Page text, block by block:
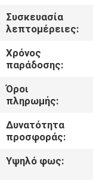
ΠΟΙΟΤΙΚΌΣ
ΈΛΕΓΧΟΣ
ΕΛΆΤΕ
ΣΕ
ΕΠΑΦΉ
ΜΕ
Συσκευασία
λεπτομέρειες:
Χρόνος
παράδοσης:
Όροι
πληρωμής:
Δυνατότητα
προσφοράς:
Υψηλό φως: